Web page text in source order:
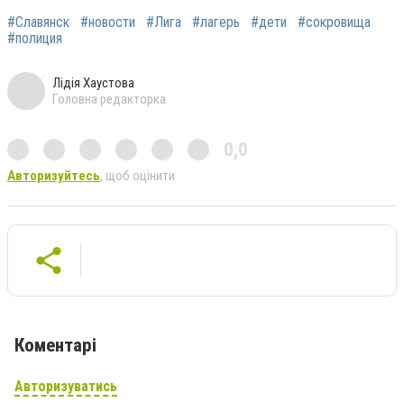
#Славянск #новости #Лига #лагерь #дети
#сокровища
#полиция
Лідія Хаустова
Головна редакторка
0,0
Авторизуйтесь, щоб оцінити
Коментарі
Авторизуватись